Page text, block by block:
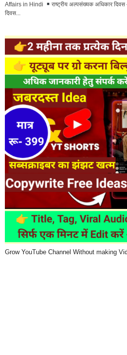
Affairs in Hindi
राष्ट्रीय अल्पसंख्यक अधिकार
दिवस...
Grow YouTube Channel Without making